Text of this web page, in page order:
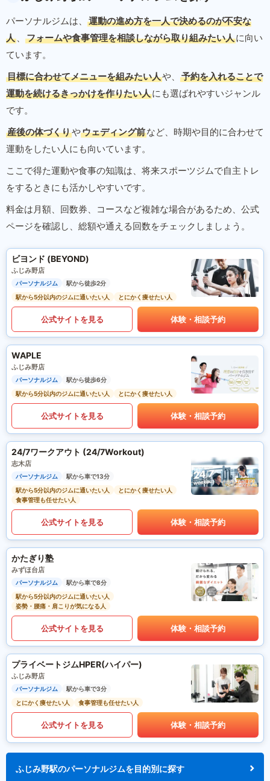
パーソナルジムは、
運動の進め方を一人で決めるのが不安な
人 、 フォームや食事管理を相談しながら取り組みたい人に向い
ています。
目標に合わせてメニューを組みたい人や、
予約を入れることで
運動を続けるきっかけを作りたい人にも選ばれやすいジャンル
です。
産後の体づくりやウェディング前など、時期や目的に合わせて
運動をしたい人にも向いています。
ここで得た運動や食事の知識は、将来スポーツジムで自主トレ
をするときにも活かしやすいです。
料金は月額、回数券、コースなど複雑な場合があるため、公式
ページを確認し、総額や通える回数をチェックしましょう。
ビヨンド (BEYOND)
ふじみ野店
パーソナルジム
駅から徒歩2分
駅から5分以内のジムに通いたい人
とにかく痩せたい人
公式サイトを見る 体験・相談予約
WAPLE
ふじみ野店
パーソナルジム
駅から徒歩6分
駅から5分以内のジムに通いたい人
とにかく痩せたい人
公式サイトを見る 体験・相談予約
24/7ワークアウト (24/7Workout)
志木店
パーソナルジム
駅から車で13分
駅から5分以内のジムに通いたい人
とにかく痩せたい人
食事管理も任せたい人
公式サイトを見る 体験・相談予約
かたぎり塾
みずほ台店
パーソナルジム
駅から車で8分
駅から5分以内のジムに通いたい人
姿勢・腰痛・肩こりが気になる人
公式サイトを見る 体験・相談予約
プライベートジムHPER(ハイパー)
ふじみ野店
パーソナルジム
駅から車で3分
とにかく痩せたい人
食事管理も任せたい人
公式サイトを見る 体験・相談予約
ふじみ野駅のパーソナルジムを目的別に探す